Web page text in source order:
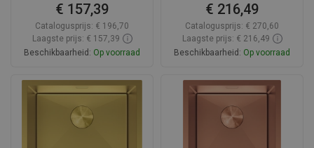
€ 157,39
Catalogusprijs: € 196,70
Laagste prijs: € 157,39
Beschikbaarheid: Op voorraad
In winkelwagen
€ 216,49
Catalogusprijs: € 270,60
Laagste prijs: € 216,49
Beschikbaarheid: Op voorraad
In winkelwagen